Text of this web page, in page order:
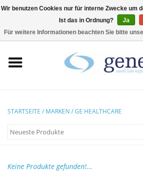
HPLC & Chromatographie
Inkubatoren &
STARTSEITE / MARKEN /GE HEALTHCARE
Keine Produkte gefunden!...
Wir benutzen Cookies nur für interne Zwecke um
Ist das in Ordnung?
Ja
Für weitere Informationen beachten Sie bitte